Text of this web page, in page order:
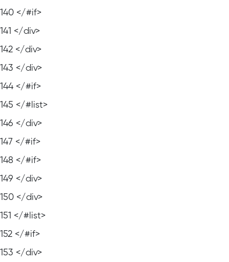
140 </#if>
141 </div>
142 </div>
143 </div>
144 </#if>
145 </#list>
146 </div>
147 </#if>
148 </#if>
149 </div>
150 </div>
151 </#list>
152 </#if>
153 </div>